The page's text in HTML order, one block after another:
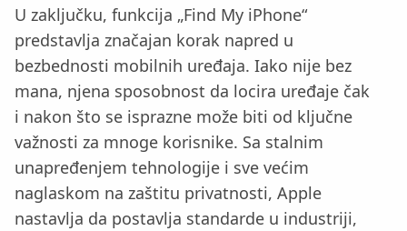
U zaključku, funkcija „Find My iPhone“
predstavlja značajan korak napred u
bezbednosti mobilnih uređaja. Iako nije bez
mana, njena sposobnost da locira uređaje čak
i nakon što se isprazne može biti od ključne
važnosti za mnoge korisnike. Sa stalnim
unapređenjem tehnologije i sve većim
naglaskom na zaštitu privatnosti, Apple
nastavlja da postavlja standarde u industriji,